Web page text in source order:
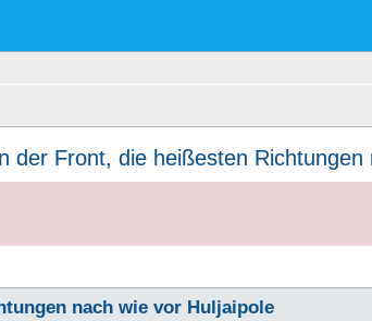
der Front, die heißesten
nach wie vor Huljaipole